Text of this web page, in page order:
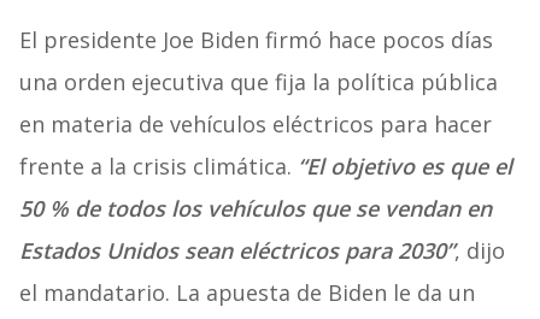
El presidente Joe Biden firmó hace pocos días
una orden ejecutiva que fija la política pública
en materia de vehículos eléctricos para hacer
frente a la crisis climática. “El objetivo es que el
50 % de todos los vehículos que se vendan en
Estados Unidos sean eléctricos para 2030”, dijo
el mandatario. La apuesta de Biden le da un